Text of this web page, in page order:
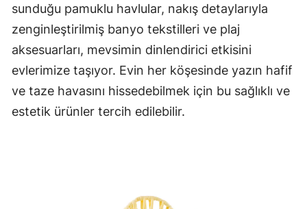
sunduğu pamuklu havlular, nakış detaylarıyla
zenginleştirilmiş banyo tekstilleri ve plaj
aksesuarları, mevsimin dinlendirici etkisini
evlerimize taşıyor. Evin her köşesinde yazın hafif
ve taze havasını hissedebilmek için bu sağlıklı ve
estetik ürünler tercih edilebilir.